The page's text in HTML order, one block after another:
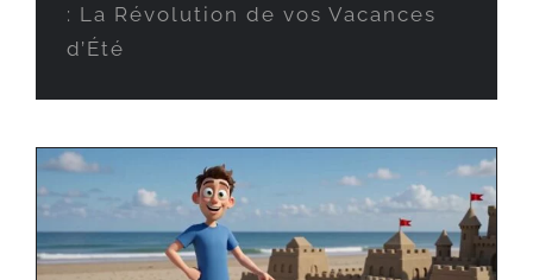
: La Révolution de vos Vacances
d’Été